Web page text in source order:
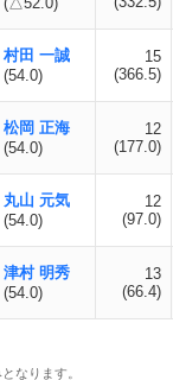
村田 一誠
(54.0)
15
(366.5)
松岡 正海
(54.0)
12
(177.0)
丸山 元気
(54.0)
12
(97.0)
津村 明秀
(54.0)
13
(66.4)
なります。